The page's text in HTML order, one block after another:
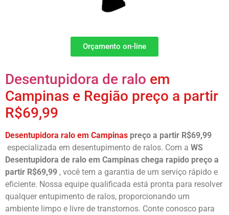
Orçamento on-line
Desentupidora de ralo em
Campinas e Região preço a partir
R$69,99
Desentupidora ralo em Campinas preço a partir R$69,99
especializada em desentupimento de ralos. Com a WS
Desentupidora de ralo em Campinas chega rapido preço a
partir R$69,99 , você tem a garantia de um serviço rápido e
eficiente. Nossa equipe qualificada está pronta para resolver
qualquer entupimento de ralos, proporcionando um
ambiente limpo e livre de transtornos. Conte conosco para